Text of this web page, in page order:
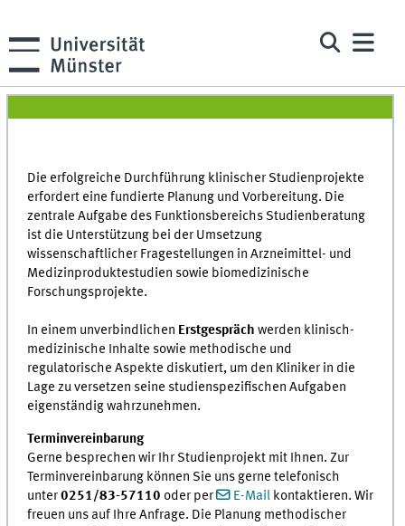
Die erfolgreiche Durchführung klinischer Studienprojekte
erfordert eine fundierte Planung und Vorbereitung. Die
zentrale Aufgabe des Funktionsbereichs Studienberatung
ist die Unterstützung bei der Umsetzung
wissenschaftlicher Fragestellungen in Arzneimittel- und
Medizinproduktestudien sowie biomedizinische
Forschungsprojekte.
In einem unverbindlichen Erstgespräch werden klinisch-
medizinische Inhalte sowie methodische und
regulatorische Aspekte diskutiert, um den Kliniker in die
Lage zu versetzen seine studienspezifischen Aufgaben
eigenständig wahrzunehmen.
Terminvereinbarung
Gerne besprechen wir Ihr Studienprojekt mit Ihnen. Zur
Terminvereinbarung können Sie uns gerne telefonisch
unter0251/83-57110 oder per E-Mail kontaktieren. Wir
freuen uns auf Ihre Anfrage. Die Planung methodischer